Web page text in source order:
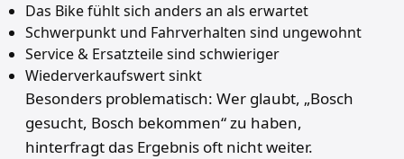
Das Bike fühlt sich anders an als erwartet
Schwerpunkt und Fahrverhalten sind ungewohnt
Service & Ersatzteile sind schwieriger
Wiederverkaufswert sinkt
Besonders problematisch: Wer glaubt, „Bosch
gesucht, Bosch bekommen“ zu haben,
hinterfragt das Ergebnis oft nicht weiter.